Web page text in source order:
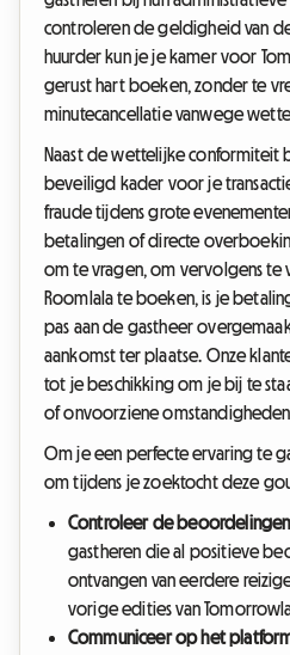
controleren de geldigheid van
huurder kun je je kamer voor
gerust hart boeken, zonder te
minutecancellatie vanwege
Naast de wettelijke conformiteit
beveiligd kader voor je
fraude tijdens grote
betalingen of directe
om te vragen, om vervolgens te
Roomlala te boeken, is je
pas aan de gastheer
aankomst ter plaatse. Onze
tot je beschikking om je bij te
of onvoorziene
Om je een perfecte ervaring te
om tijdens je zoektocht deze
Controleer de
gastheren die al positieve
ontvangen van eerdere
vorige edities van
Communiceer op het